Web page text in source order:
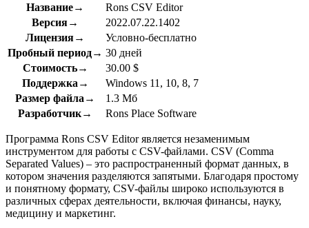
Название→
Rons CSV Editor
Версия→
2022.07.22.1402
Лицензия→
Условно-бесплатно
Пробный период→ 30 дней
Стоимость→
30.00 $
Поддержка→
Windows 11, 10, 8, 7
Размер файла→
1.3 Мб
Разработчик→
Rons Place Software
Программа Rons CSV Editor является незаменимым
инструментом для работы с CSV-файлами. CSV (Comma
Separated Values) – это распространенный формат данных, в
котором значения разделяются запятыми. Благодаря простому
и понятному формату, CSV-файлы широко используются в
различных сферах деятельности, включая финансы, науку,
медицину и маркетинг.